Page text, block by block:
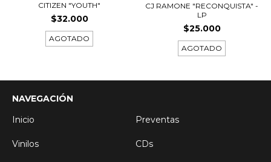
CITIZEN "YOUTH"
$32.000
AGOTADO
CJ RAMONE "RECONQUISTA" -
LP
$25.000
AGOTADO
NAVEGACIÓN
Inicio
Preventas
Vinilos CDs